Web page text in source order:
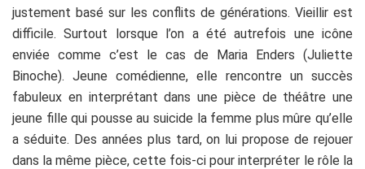
justement basé sur les conflits de générations. Vieillir est
difficile. Surtout lorsque l’on a été autrefois une icône
enviée comme c’est le cas de Maria Enders (Juliette
Binoche). Jeune comédienne, elle rencontre un succès
fabuleux en interprétant dans une pièce de théâtre une
jeune fille qui pousse au suicide la femme plus mûre qu’elle
a séduite. Des années plus tard, on lui propose de rejouer
dans la même pièce, cette fois-ci pour interpréter le rôle la